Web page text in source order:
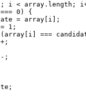
i < array.length;
0) {
= array[i];
1;
===
;